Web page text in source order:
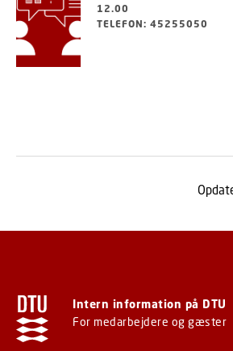
12.00
TELEFON: 45255050
Intern information på DTU
For medarbejdere og gæster